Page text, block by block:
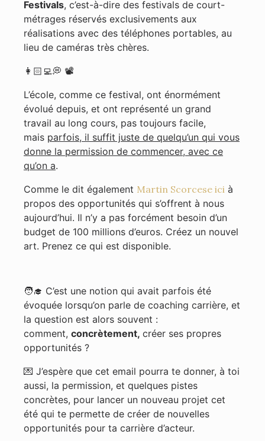
Festivals, c’est-à-dire des festivals de court-
métrages réservés exclusivements aux
réalisations avec des téléphones portables, au
lieu de caméras très chères.
👩🏻‍💻💭 📽
L’école, comme ce festival, ont énormément
évolué depuis, et ont représenté un grand
travail au long cours, pas toujours facile,
mais parfois, il suffit juste de quelqu’un qui vous
donne la permission de commencer, avec ce
qu’on a.
Comme le dit également Martin Scorcese ici à
propos des opportunités qui s’offrent à nous
aujourd’hui. Il n’y a pas forcément besoin d’un
budget de 100 millions d’euros. Créez un nouvel
art. Prenez ce qui est disponible.
🧑‍🎓 C’est une notion qui avait parfois été
évoquée lorsqu’on parle de coaching carrière, et
la question est alors souvent :
comment, concrètement, créer ses propres
opportunités ?
💌 J’espère que cet email pourra te donner, à toi
aussi, la permission, et quelques pistes
concrètes, pour lancer un nouveau projet cet
été qui te permette de créer de nouvelles
opportunités pour ta carrière d’acteur.